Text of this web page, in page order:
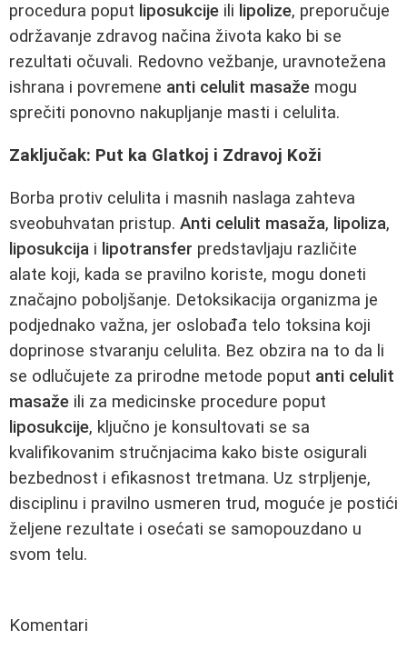
procedura poput liposukcije ili lipolize, preporučuje
održavanje zdravog načina života kako bi se
rezultati očuvali. Redovno vežbanje, uravnotežena
ishrana i povremene anti celulit masaže mogu
sprečiti ponovno nakupljanje masti i celulita.
Zaključak: Put ka Glatkoj i Zdravoj Koži
Borba protiv celulita i masnih naslaga zahteva
sveobuhvatan pristup. Anti celulit masaža, lipoliza,
liposukcija i lipotransfer predstavljaju različite
alate koji, kada se pravilno koriste, mogu doneti
značajno poboljšanje. Detoksikacija organizma je
podjednako važna, jer oslobađa telo toksina koji
doprinose stvaranju celulita. Bez obzira na to da li
se odlučujete za prirodne metode poput anti celulit
masaže ili za medicinske procedure poput
liposukcije, ključno je konsultovati se sa
kvalifikovanim stručnjacima kako biste osigurali
bezbednost i efikasnost tretmana. Uz strpljenje,
disciplinu i pravilno usmeren trud, moguće je postići
željene rezultate i osećati se samopouzdano u
svom telu.
Komentari